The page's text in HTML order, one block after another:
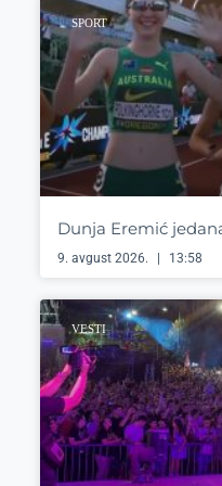
SPORT
Dunja Eremić
9. avgust 2026. 13:58
VESTI